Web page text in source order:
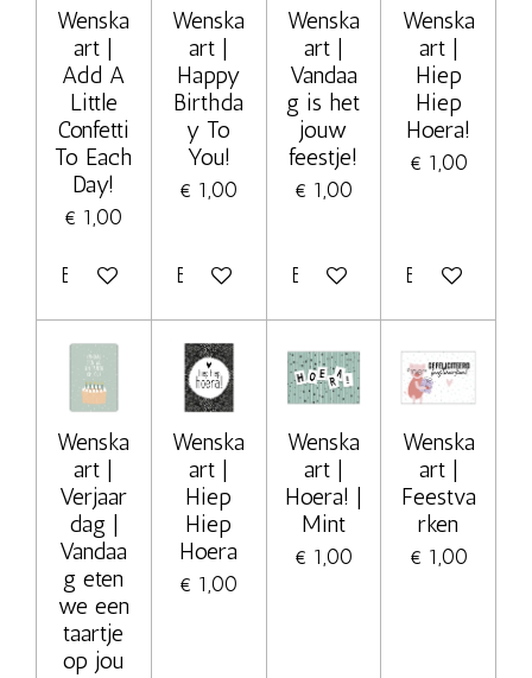
Wenska
art |
Add A
Little
Confetti
To Each
Day!
€ 1,00
Bekijk details
Wenska
art |
Happy
Birthda
y To
You!
€ 1,00
Bekijk details
Wenska
art |
Vandaa
g is het
jouw
feestje!
€ 1,00
Bekijk details
Wenska
art |
Hiep
Hiep
Hoera!
€ 1,00
Bekijk details
Wenska
art |
Verjaar
dag |
Vandaa
g eten
we een
taartje
op jou
Wenska
art |
Hiep
Hiep
Hoera
€ 1,00
Wenska
art |
Hoera! |
Mint
€ 1,00
Wenska
art |
Feestva
rken
€ 1,00